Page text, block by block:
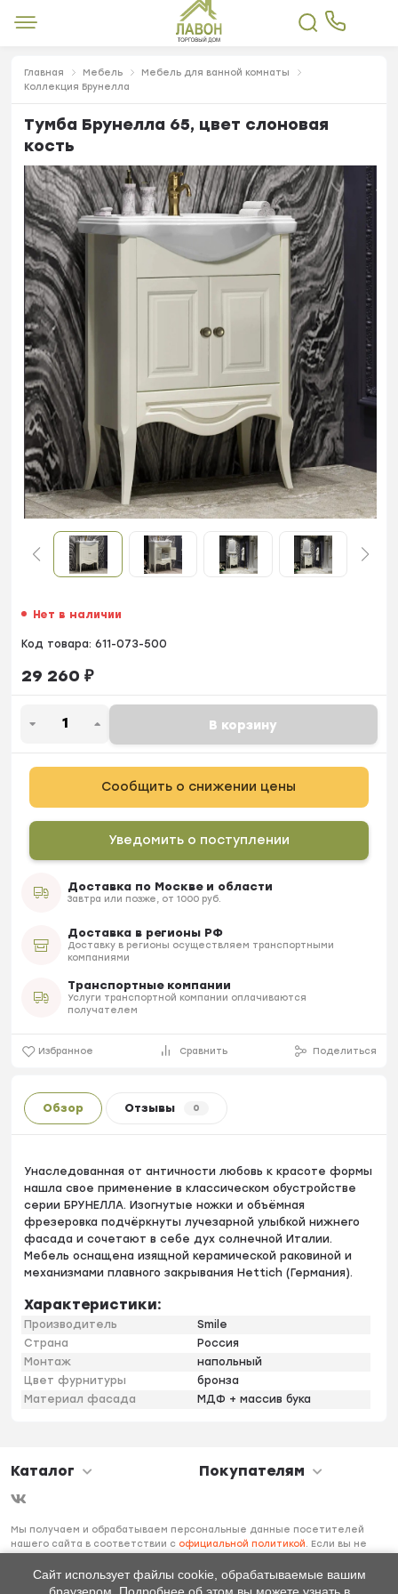
Главная Мебель
Мебель для ванной комнаты
Коллекция Брунелла
Тумба Брунелла 65, цвет слоновая
кость
Нет в наличии
Код товара: 611-073-500
29 260 ₽
В корзину
Сообщить о снижении цены
Уведомить о поступлении
Доставка по Москве и области
Завтра или позже, от 1000 руб.
Доставка в регионы РФ
Доставку в регионы осуществляем транспортными
компаниями
Транспортные компании
Услуги транспортной компании оплачиваются
получателем
Избранное Сравнить Поделиться
Обзор Отзывы 0
Унаследованная от античности любовь к красоте формы
нашла свое применение в классическом обустройстве
серии БРУНЕЛЛА. Изогнутые ножки и объёмная
фрезеровка подчёркнуты лучезарной улыбкой нижнего
фасада и сочетают в себе дух солнечной Италии.
Мебель оснащена изящной керамической раковиной и
механизмами плавного закрывания Hettich (Германия).
Характеристики:
Производитель
Smile
Страна
Россия
Монтаж
напольный
Цвет фурнитуры
бронза
Материал фасада
МДФ + массив бука
Каталог Покупателям
Мы получаем и обрабатываем персональные данные посетителей
нашего сайта в соответствии с официальной политикой. Если вы не
необходимо покинуть наш сайт.
Сайт использует файлы cookie, обрабатываемые вашим